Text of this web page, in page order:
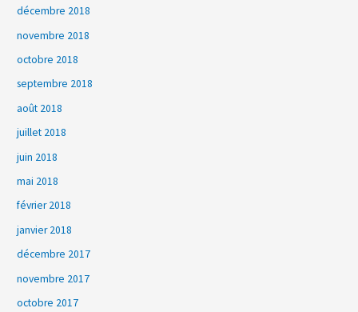
décembre 2018
novembre 2018
octobre 2018
septembre 2018
août 2018
juillet 2018
juin 2018
mai 2018
février 2018
janvier 2018
décembre 2017
novembre 2017
octobre 2017